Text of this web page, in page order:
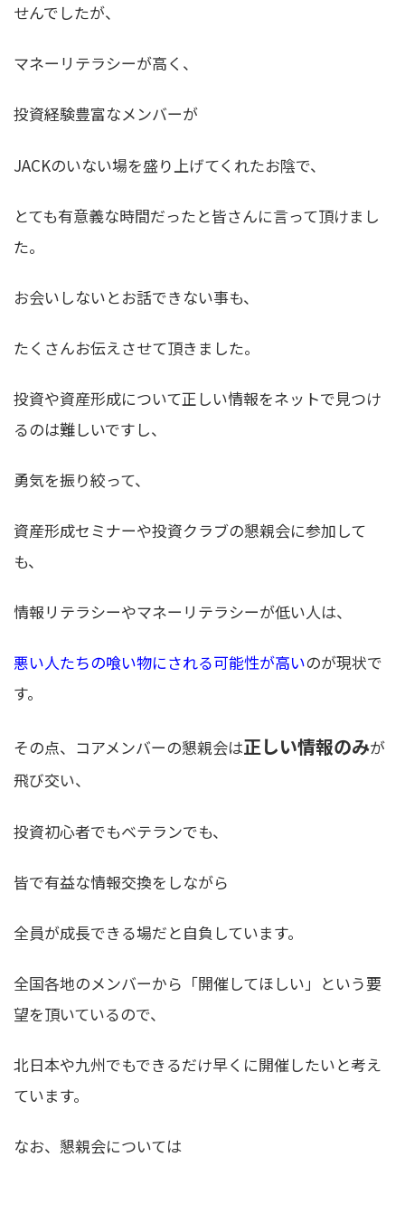
せんでしたが、
マネーリテラシーが高く、
投資経験豊富なメンバーが
JACKのいない場を盛り上げてくれたお陰で、
とても有意義な時間だったと皆さんに言って頂けまし
た。
お会いしないとお話できない事も、
たくさんお伝えさせて頂きました。
投資や資産形成について正しい情報をネットで見つけ
るのは難しいですし、
勇気を振り絞って、
資産形成セミナーや投資クラブの懇親会に参加して
も、
情報リテラシーやマネーリテラシーが低い人は、
悪い人たちの喰い物にされる可能性が高いのが現状で
す。
その点、コアメンバーの懇親会は正しい情報のみが
飛び交い、
投資初心者でもベテランでも、
皆で有益な情報交換をしながら
全員が成長できる場だと自負しています。
全国各地のメンバーから「開催してほしい」という要
望を頂いているので、
北日本や九州でもできるだけ早くに開催したいと考え
ています。
なお、懇親会については